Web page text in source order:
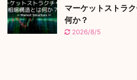
マーケットストラ
何か？
2026/8/5